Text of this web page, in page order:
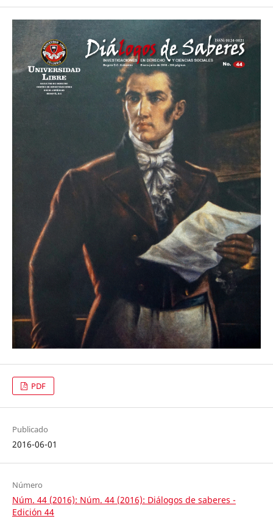
PDF
Publicado
2016-06-01
Número
Núm. 44 (2016): Núm. 44 (2016): Diálogos de saberes -
Edición 44